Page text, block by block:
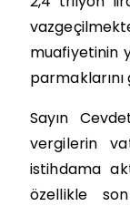
muafiyetinin
Sayın
vergilerin
istihdama
özellikle